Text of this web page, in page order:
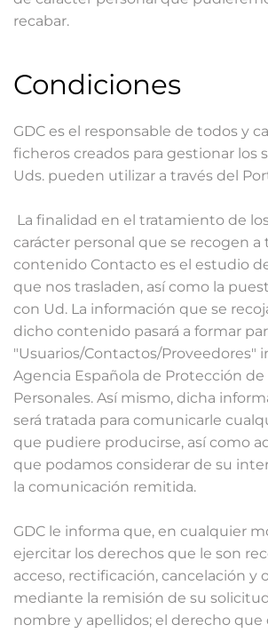
recabar.
Condiciones
GDC es el responsable de todos y
ficheros creados para gestionar los
Uds. pueden utilizar a través del
La finalidad en el tratamiento de
carácter personal que se recogen a
contenido Contacto es el estudio
que nos trasladen, así como la
con Ud. La información que se
dicho contenido pasará a formar
"Usuarios/Contactos/Proveedores"
Agencia Española de Protección de
Personales. Así mismo, dicha
será tratada para comunicarle
que pudiere producirse, así como
que podamos considerar de su
la comunicación remitida.
GDC le informa que, en cualquier
ejercitar los derechos que le son
acceso, rectificación, cancelación y
mediante la remisión de su
nombre y apellidos; el derecho que